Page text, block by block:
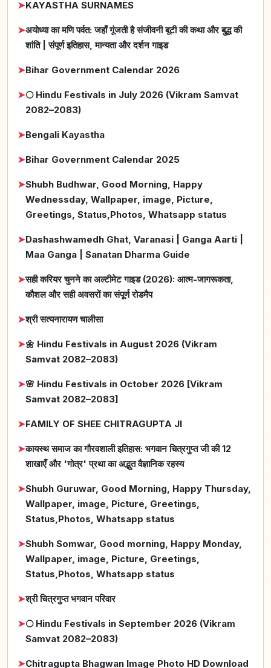
➤KAYASTHA SURNAMES
➤अयोध्या का मणि पर्वत: जहाँ गूंजती है संजीवनी बूटी की कथा और बुद्ध की
शांति | संपूर्ण इतिहास, मान्यता और दर्शन गाइड
➤Bihar Government Calendar 2026
➤🌕 Hindu Festivals in July 2026 (Vikram Samvat
2082–2083)
➤Bengali Kayastha
➤Bihar Government Calendar 2025
➤Shubh Budhwar, Good Morning, Happy
Wednessday, Wallpaper, image, Picture,
Greetings, Status,Photos, Whatsapp status
➤Dashashwamedh Ghat, Varanasi | Ganga Aarti |
Maa Ganga | Sanatan Dharma Guide
➤सही करियर चुनने का अल्टीमेट गाइड (2026): आत्म-जागरूकता,
कौशल और सही अवसरों का संपूर्ण रोडमैप
➤श्री सत्यनारायण चालीसा
➤🌼 Hindu Festivals in August 2026 (Vikram
Samvat 2082–2083)
➤🌸 Hindu Festivals in October 2026 [Vikram
Samvat 2082–2083]
➤FAMILY OF SHEE CHITRAGUPTA JI
➤कायस्थ समाज का गौरवशाली इतिहास: भगवान चित्रगुप्त जी की 12
शाखाएँ और 'गोत्र' प्रथा का अद्भुत वैज्ञानिक रहस्य
➤Shubh Guruwar, Good Morning, Happy Thursday,
Wallpaper, image, Picture, Greetings,
Status,Photos, Whatsapp status
➤Shubh Somwar, Good morning, Happy Monday,
Wallpaper, image, Picture, Greetings,
Status,Photos, Whatsapp status
➤श्री चित्रगुप्त भगवान परिवार
➤🌕 Hindu Festivals in September 2026 (Vikram
Samvat 2082–2083)
➤Chitragupta Bhagwan Image Photo HD Download